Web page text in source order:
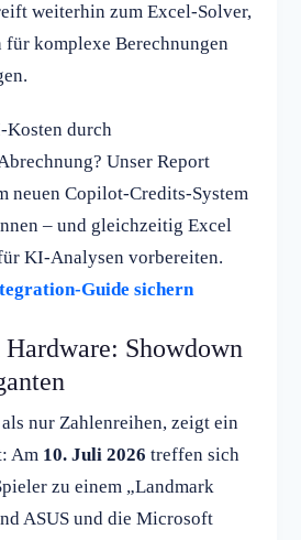
weiterhin zum Excel-Solver,
komplexe Berechnungen
Kosten durch
Unser Report
neuen Copilot-Credits-System
– und gleichzeitig Excel
KI-Analysen vorbereiten.
Guide sichern
Showdown
nur Zahlenreihen, zeigt ein
Am 10. Juli 2026 treffen sich
zu einem „Landmark
ASUS und die Microsoft